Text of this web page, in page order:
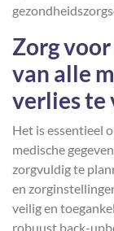
Zorg
van alle
verlies te
Het is essentieel
medische
zorgvuldig te
en
veilig en
robuust back-